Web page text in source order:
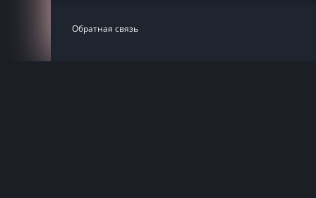
Обратная связь